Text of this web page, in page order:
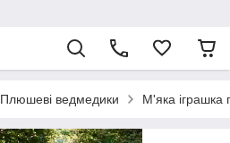
Плюшеві ведмедики М'яка